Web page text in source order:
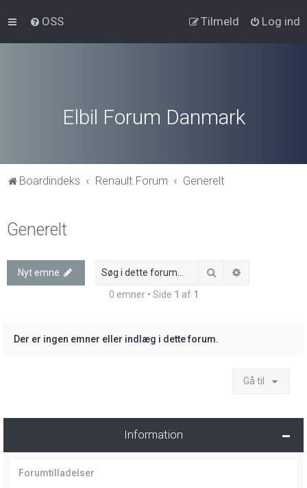
OSS Log ind
Tilmeld
Elbil Forum Danmark
Boardindeks Renault Forum Generelt
Generelt
Nyt emne Søg
0 emner • Side 1 af 1
Der er ingen emner eller indlæg i dette forum.
Gå til
Information
Forumtilladelser